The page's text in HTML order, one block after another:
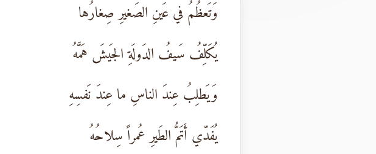
وَتَعظُمُ في عَينِ الصَغيرِ صِغارُها
يُكَلِّفُ سَيفُ الدَولَةِ الجَيشَ هَمَّهُ
وَيَطلِبُ عِندَ الناسِ ما عِندَ نَفسِهِ
يُفَدّي أَتَمُّ الطَيرِ عُمراً سِلاحُهُ